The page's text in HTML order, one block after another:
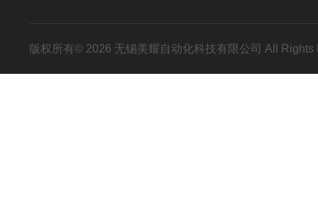
版权所有© 2026 无锡美耀自动化科技有限公司 All